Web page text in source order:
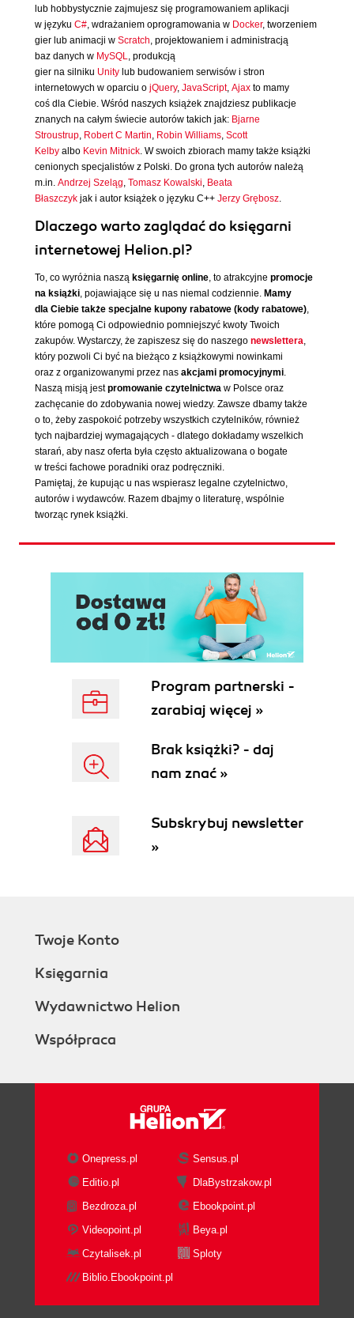
lub hobbystycznie zajmujesz się programowaniem aplikacji
w języku C#, wdrażaniem oprogramowania w Docker, tworzeniem
gier lub animacji w Scratch, projektowaniem i administracją
baz danych w MySQL, produkcją
gier na silniku Unity lub budowaniem serwisów i stron
internetowych w oparciu o jQuery, JavaScript, Ajax to mamy
coś dla Ciebie. Wśród naszych książek znajdziesz publikacje
znanych na całym świecie autorów takich jak: Bjarne
Stroustrup, Robert C Martin, Robin Williams, Scott
Kelby albo Kevin Mitnick. W swoich zbiorach mamy także książki
cenionych specjalistów z Polski. Do grona tych autorów należą
m.in. Andrzej Szeląg, Tomasz Kowalski, Beata
Błaszczyk jak i autor książek o języku C++ Jerzy Grębosz.
Dlaczego warto zaglądać do księgarni
internetowej Helion.pl?
To, co wyróżnia naszą księgarnię online, to atrakcyjne promocje
na książki, pojawiające się u nas niemal codziennie. Mamy
dla Ciebie także specjalne kupony rabatowe (kody rabatowe),
które pomogą Ci odpowiednio pomniejszyć kwoty Twoich
zakupów. Wystarczy, że zapiszesz się do naszego newslettera,
który pozwoli Ci być na bieżąco z książkowymi nowinkami
oraz z organizowanymi przez nas akcjami promocyjnymi.
Naszą misją jestpromowanie czytelnictwa w Polsce oraz
zachęcanie do zdobywania nowej wiedzy. Zawsze dbamy także
o to, żeby zaspokoić potrzeby wszystkich czytelników, również
tych najbardziej wymagających - dlatego dokładamy wszelkich
starań, aby nasz oferta była często aktualizowana o bogate
w treści fachowe poradniki oraz podręczniki.
Pamiętaj, że kupując u nas wspierasz legalne czytelnictwo,
autorów i wydawców. Razem dbajmy o literaturę, wspólnie
tworząc rynek książki.
Program partnerski -
zarabiaj więcej »
Brak książki? - daj
nam znać »
Subskrybuj newsletter
»
Twoje Konto
Księgarnia
Wydawnictwo Helion
Współpraca
Onepress.pl
Sensus.pl
Editio.pl
DlaBystrzakow.pl
Bezdroza.pl
Ebookpoint.pl
Videopoint.pl
Beya.pl
Czytalisek.pl
Sploty
Biblio.Ebookpoint.pl